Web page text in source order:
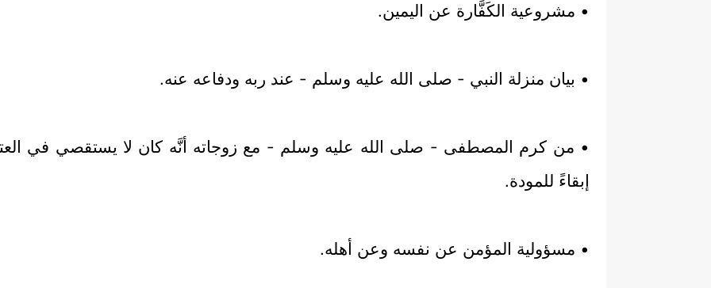
• مشروعية الكَفَّارة عن اليمين.
• بيان منزلة النبي - صلى الله عليه وسلم - عند ربه ودفاعه عنه.
• من كرم المصطفى - صلى الله عليه وسلم - مع زوجاته أنَّه كان لا يستقصي في
إبقاءً للمودة.
• مسؤولية المؤمن عن نفسه وعن أهله.